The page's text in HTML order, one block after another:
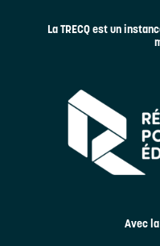
La TRECQ est un
Avec